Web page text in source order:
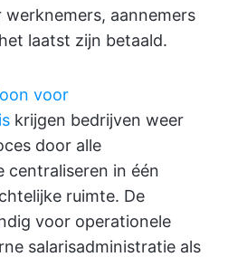
aannemers
laatst zijn betaald.
voor
krijgen bedrijven weer
door alle
centraliseren in één
ruimte. De
voor operationele
salarisadministratie als